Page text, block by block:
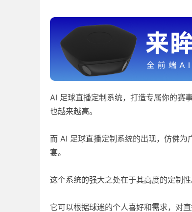
AI 足球直播定制系统，打造专属你的赛
也越来越高。
而 AI 足球直播定制系统的出现，仿佛
宴。
这个系统的强大之处在于其高度的定制性
它可以根据球迷的个人喜好和需求，对